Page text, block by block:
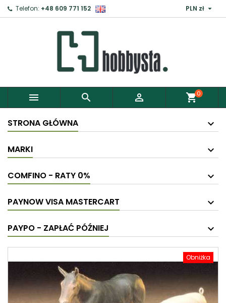
Telefon: +48 609 771 152 PLN zł 
   shopping_cart0
STRONA GŁÓWNA
MARKI
COMFINO - RATY 0%
PAYNOW VISA MASTERCART
PAYPO - ZAPŁAĆ PÓŹNIEJ
Obniżka